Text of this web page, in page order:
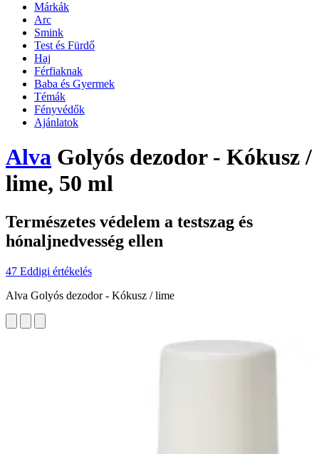
Márkák
Arc
Smink
Test és Fürdő
Haj
Férfiaknak
Baba és Gyermek
Témák
Fényvédők
Ajánlatok
Alva Golyós dezodor - Kókusz /
lime, 50 ml
Természetes védelem a testszag és
hónaljnedvesség ellen
47 Eddigi értékelés
Alva Golyós dezodor - Kókusz / lime